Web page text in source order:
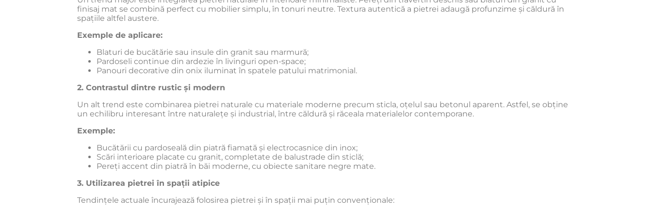
finisaj mat se combină perfect cu mobilier simplu, în tonuri neutre. Textura autentică a pietrei adaugă profunzime și căldură în
spațiile altfel austere.
Exemple de aplicare:
Blaturi de bucătărie sau insule din granit sau marmură;
Pardoseli continue din ardezie în livinguri open-space;
Panouri decorative din onix iluminat în spatele patului matrimonial.
2. Contrastul dintre rustic și modern
Un alt trend este combinarea pietrei naturale cu materiale moderne precum sticla, oțelul sau betonul aparent. Astfel, se obține
un echilibru interesant între naturalețe și industrial, între căldură și răceala materialelor contemporane.
Exemple:
Bucătării cu pardoseală din piatră fiamată și electrocasnice din inox;
Scări interioare placate cu granit, completate de balustrade din sticlă;
Pereți accent din piatră în băi moderne, cu obiecte sanitare negre mate.
3. Utilizarea pietrei în spații atipice
Tendințele actuale încurajează folosirea pietrei și în spații mai puțin convenționale: